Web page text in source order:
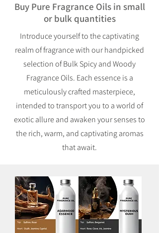
Buy Pure Fragrance Oils in small
or bulk quantities
Introduce yourself to the captivating
realm of fragrance with our handpicked
selection of Bulk Spicy and Woody
Fragrance Oils. Each essence is a
meticulously crafted masterpiece,
intended to transport you to a world of
exotic allure and awaken your senses to
the rich, warm, and captivating aromas
that await.